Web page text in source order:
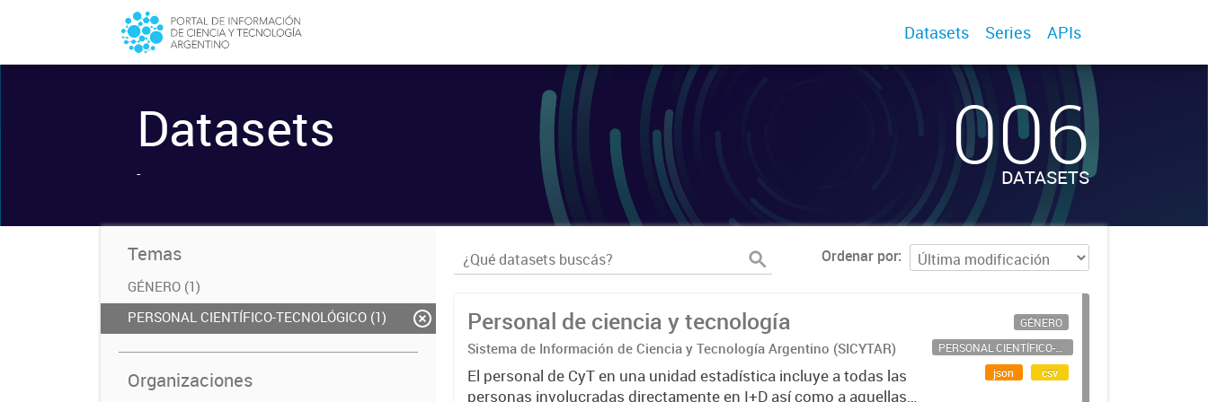
Datasets Series APIs
Datasets
- 006
DATASETS
Temas
GÉNERO (1)
PERSONAL CIENTÍFICO-TECNOLÓGICO (1)
Organizaciones
Ordenar por
Personal de ciencia y tecnología
Sistema de Información de Ciencia y Tecnología Argentino (SICYTAR)
El personal de CyT en una unidad estadística incluye a todas las
personas involucradas directamente en I+D así como a aquellas
GÉNERO
PERSONAL CIENTÍFICO-TECNOLÓGICO
json
csv